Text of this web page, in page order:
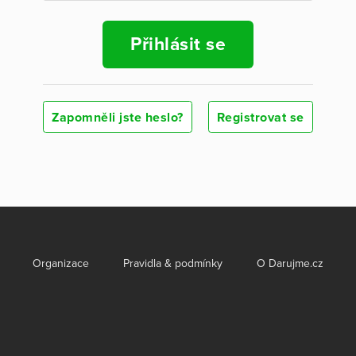
Přihlásit se
Zapomněli jste heslo? Registrovat se
Organizace Pravidla & podmínky O Darujme.cz